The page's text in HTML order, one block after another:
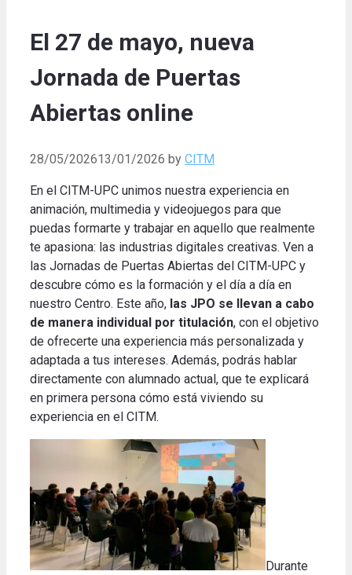
El 27 de mayo, nueva
Jornada de Puertas
Abiertas online
28/05/202613/01/2026 by CITM
En el CITM-UPC unimos nuestra experiencia en
animación, multimedia y videojuegos para que
puedas formarte y trabajar en aquello que realmente
te apasiona: las industrias digitales creativas. Ven a
las Jornadas de Puertas Abiertas del CITM-UPC y
descubre cómo es la formación y el día a día en
nuestro Centro. Este año, las JPO se llevan a cabo
de manera individual por titulación, con el objetivo
de ofrecerte una experiencia más personalizada y
adaptada a tus intereses. Además, podrás hablar
directamente con alumnado actual, que te explicará
en primera persona cómo está viviendo su
experiencia en el CITM.
Durante